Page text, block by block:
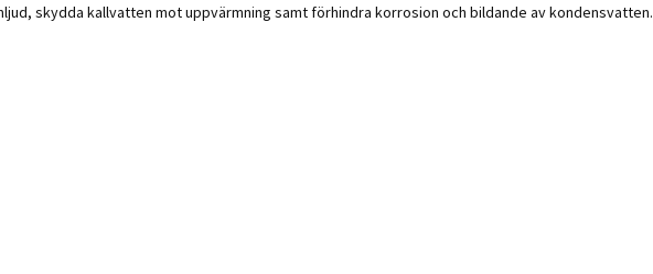
skydda kallvatten mot uppvärmning samt förhindra korrosion och bildande av kondensvatten.